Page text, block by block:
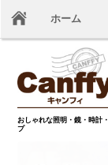
ホーム
おしゃれな照明・鏡・時計
プ